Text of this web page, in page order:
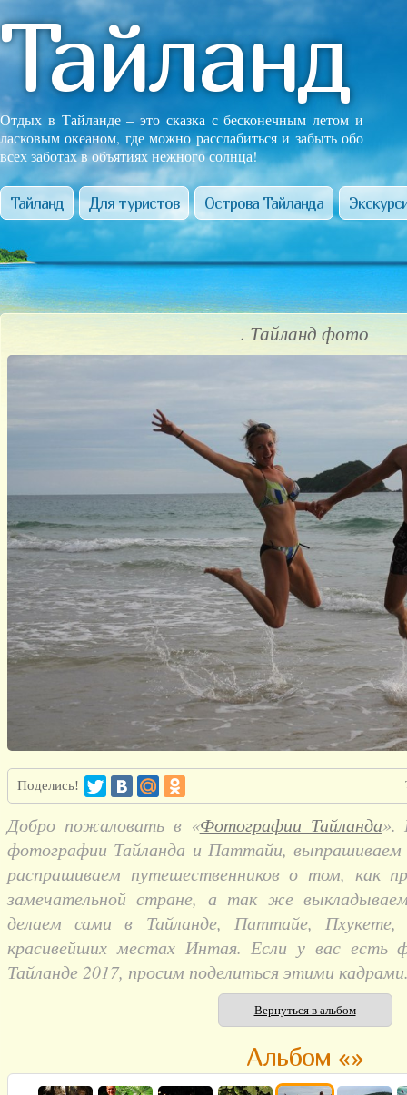
Тайланд
Отдых в Тайланде – это сказка с бесконечным летом и
ласковым океаном, где можно расслабиться и забыть обо
всех заботах в объятиях нежного солнца!
Тайланд Для туристов Острова Тайланда
. Тайланд фото
Поделись!
Добро пожаловать в «Фотографии Тайланда».
фотографии Тайланда и Паттайи, выпрашиваем
распрашиваем путешественников о том, как
замечательной стране, а так же
делаем сами в Тайланде, Паттайе,
красивейших местах Интая. Если у вас есть
Тайланде 2017, просим поделиться этими
Вернуться в альбом
Альбом «»